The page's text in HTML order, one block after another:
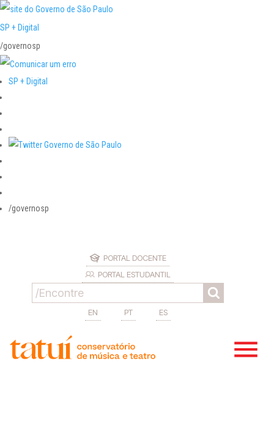
SP + Digital
/governosp
SP + Digital
/governosp
PORTAL DOCENTE
PORTAL ESTUDANTIL
EN PT ES